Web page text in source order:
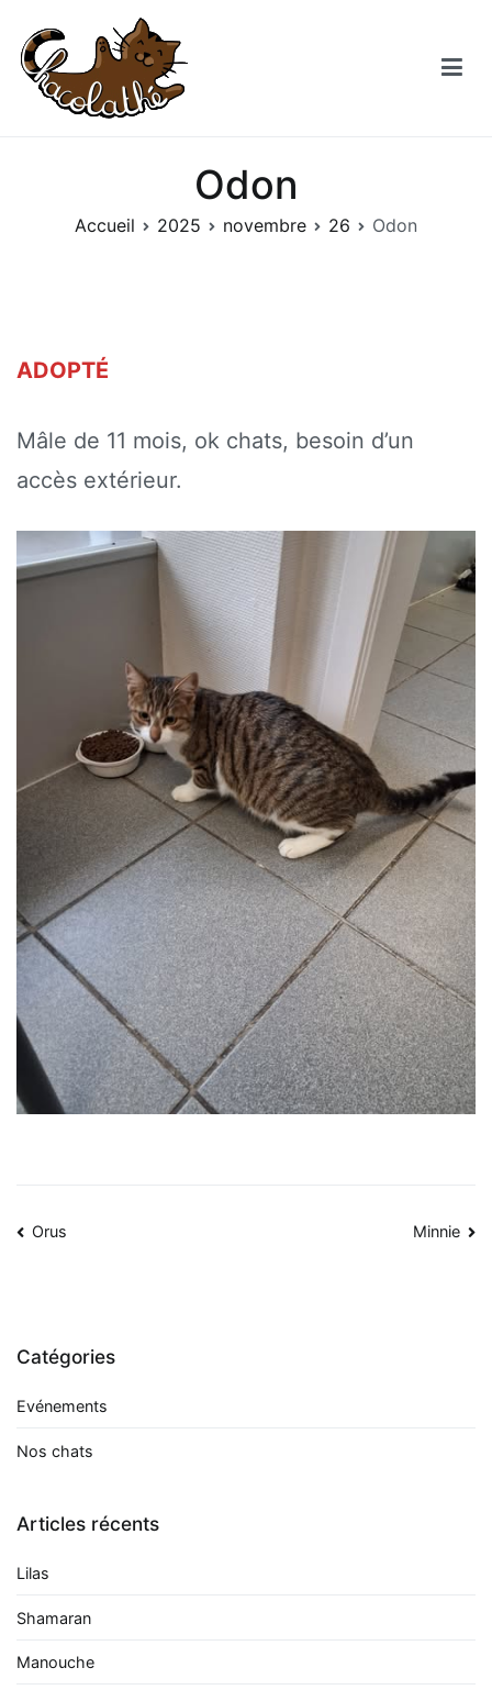
contenu
Odon
Accueil 2025 novembre 26 Odon
ADOPTÉ
Mâle de 11 mois, ok chats, besoin d’un
accès extérieur.
Navigation
Orus Minnie
Catégories
Evénements
Nos chats
Articles récents
Lilas
Shamaran
Manouche